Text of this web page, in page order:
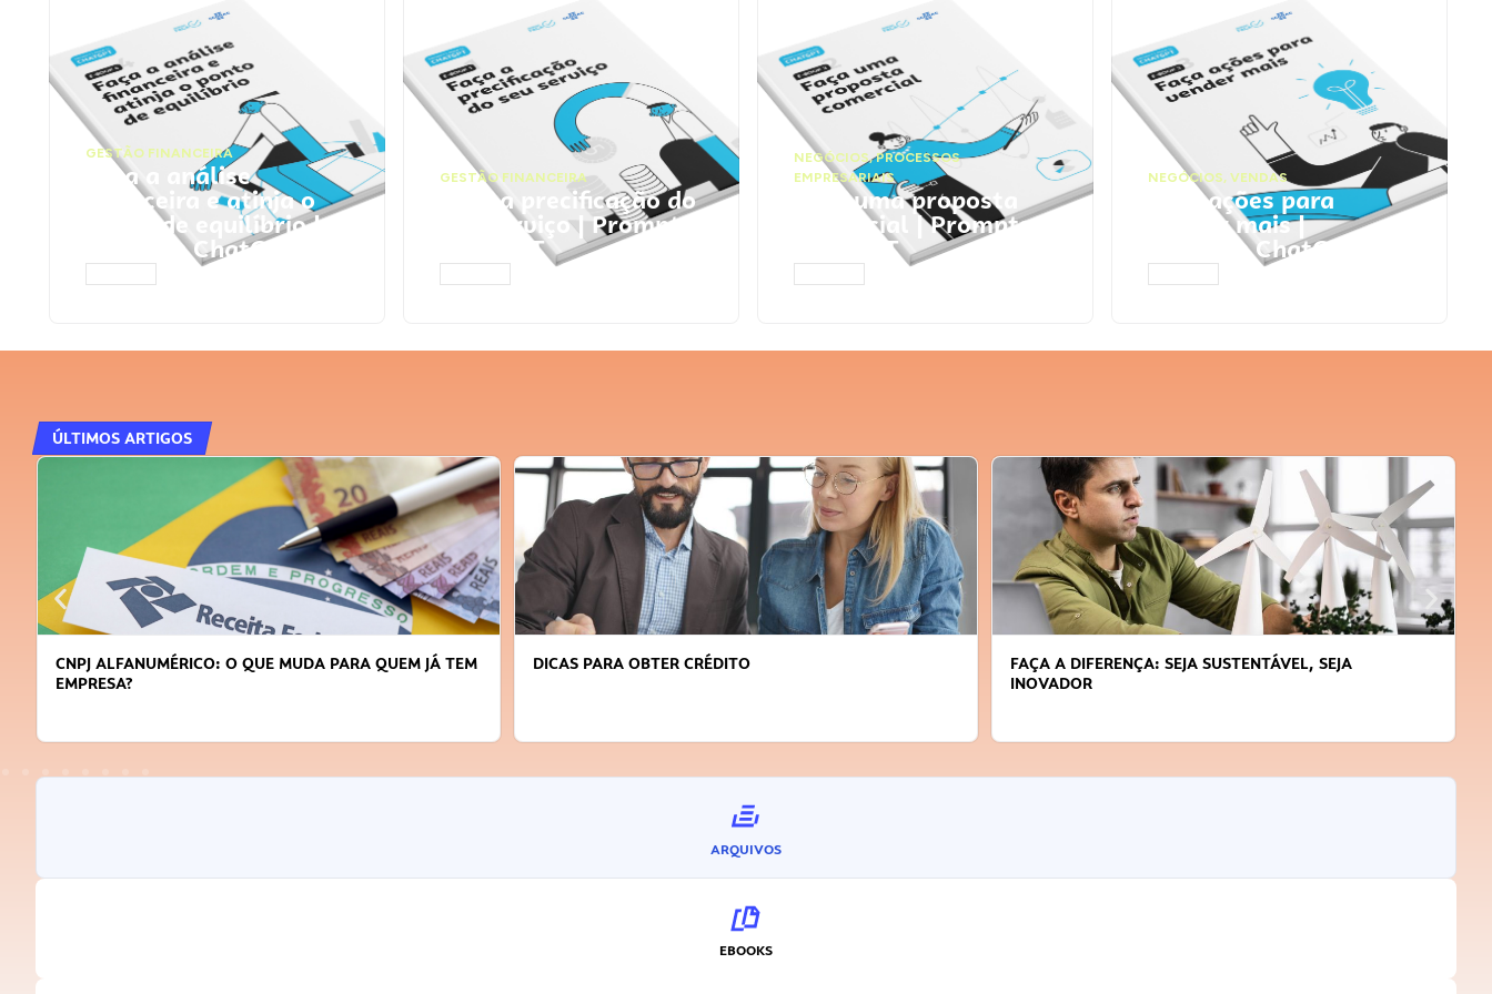
GESTÃO FINANCEIRA
Faça a análise
financeira e atinja o
ponto de equilíbrio |
Prompts ChatGPT
GESTÃO FINANCEIRA
Faça a precificação do
seu serviço | Prompts
ChatGPT
NEGÓCIOS,PROCESSOS
EMPRESARIAIS
Faça uma proposta
comercial | Prompts
ChatGPT
NEGÓCIOS, VENDAS
Faça ações para
vender mais |
Prompts ChatGPT
ÚLTIMOS ARTIGOS
CNPJ ALFANUMÉRICO: O QUE MUDA PARA QUEM JÁ TEM
EMPRESA?
DICAS PARA OBTER CRÉDITO
FAÇA A DIFERENÇA: SEJA SUSTENTÁVEL, SEJA
INOVADOR
ARQUIVOS
EBOOKS